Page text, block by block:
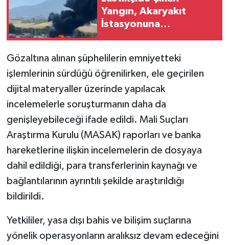
Yangın, Akaryakıt
İstasyonuna
Gözaltına alınan şüphelilerin emniyetteki
işlemlerinin sürdüğü öğrenilirken, ele geçirilen
dijital materyaller üzerinde yapılacak
incelemelerle soruşturmanın daha da
genişleyebileceği ifade edildi. Mali Suçları
Araştırma Kurulu (MASAK) raporları ve banka
hareketlerine ilişkin incelemelerin de dosyaya
dahil edildiği, para transferlerinin kaynağı ve
bağlantılarının ayrıntılı şekilde araştırıldığı
bildirildi.
Yetkililer, yasa dışı bahis ve bilişim suçlarına
yönelik operasyonların aralıksız devam edeceğini